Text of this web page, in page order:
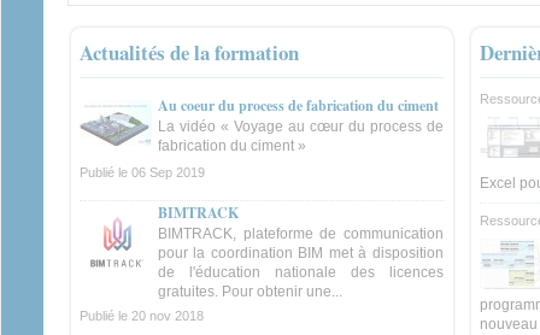
Actualités de la formation
Au coeur du process de fabrication du ciment
La vidéo « Voyage au cœur du process de
fabrication du ciment »
Publié le 06 Sep 2019
BIMTRACK
BIMTRACK, plateforme de communication
pour la coordination BIM met à disposition
de l'éducation nationale des licences
gratuites. Pour obtenir une...
Publié le 20 nov 2018
Excel
nouveau